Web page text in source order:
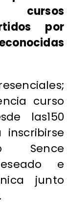
cursos
por
curso
las150
inscribirse
Sence
e
junto